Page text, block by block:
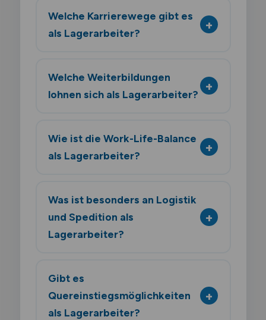
Welche Karrierewege gibt es
als Lagerarbeiter?
Welche Weiterbildungen
lohnen sich als Lagerarbeiter?
Wie ist die Work-Life-Balance
als Lagerarbeiter?
Was ist besonders an Logistik
und Spedition als
Lagerarbeiter?
Gibt es
Quereinstiegsmöglichkeiten
als Lagerarbeiter?